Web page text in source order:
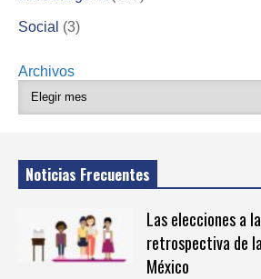
Social (3)
Archivos
Noticias Frecuentes
Las elecciones a
retrospectiva de
México